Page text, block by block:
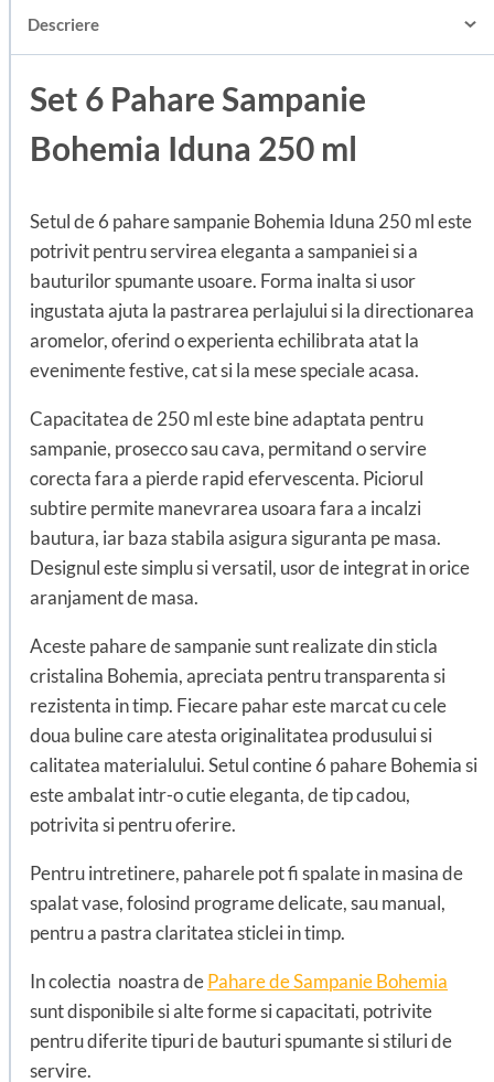
Descriere
Set 6 Pahare Sampanie
Bohemia Iduna 250 ml
Setul de 6 pahare sampanie Bohemia Iduna 250 ml este
potrivit pentru servirea eleganta a sampaniei si a
bauturilor spumante usoare. Forma inalta si usor
ingustata ajuta la pastrarea perlajului si la directionarea
aromelor, oferind o experienta echilibrata atat la
evenimente festive, cat si la mese speciale acasa.
Capacitatea de 250 ml este bine adaptata pentru
sampanie, prosecco sau cava, permitand o servire
corecta fara a pierde rapid efervescenta. Piciorul
subtire permite manevrarea usoara fara a incalzi
bautura, iar baza stabila asigura siguranta pe masa.
Designul este simplu si versatil, usor de integrat in orice
aranjament de masa.
Aceste pahare de sampanie sunt realizate din sticla
cristalina Bohemia, apreciata pentru transparenta si
rezistenta in timp. Fiecare pahar este marcat cu cele
doua buline care atesta originalitatea produsului si
calitatea materialului. Setul contine 6 pahare Bohemia si
este ambalat intr-o cutie eleganta, de tip cadou,
potrivita si pentru oferire.
Pentru intretinere, paharele pot fi spalate in masina de
spalat vase, folosind programe delicate, sau manual,
pentru a pastra claritatea sticlei in timp.
In colectia noastra dePahare de Sampanie Bohemia
sunt disponibile si alte forme si capacitati, potrivite
pentru diferite tipuri de bauturi spumante si stiluri de
servire.